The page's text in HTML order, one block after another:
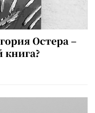
Остера –
книга?